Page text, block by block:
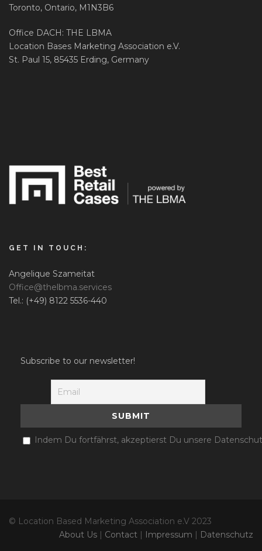
Toronto, Ontario, M1N3B6
Office DACH: THE LBMA
Location Bases Marketing Association e.V.
St. Paul 15, 85435 Erding, Germany
GET IN TOUCH:
Angelique Szameitat
Office@thelbma.services
Tel.: (+49) 8122 5536-440
Subscribe to our newsletter!
Indem Du fortfährst, akzeptierst Du unsere
© Location Based Marketing Association e.V 2023
About Us | Contact | Impressum | Datenschutz